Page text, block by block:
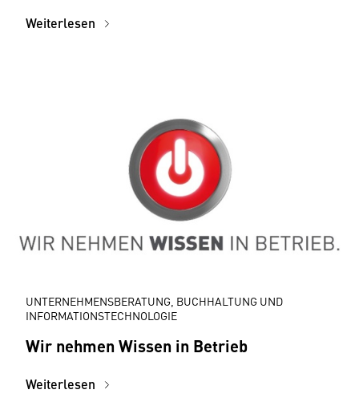
Weiterlesen
UNTERNEHMENSBERATUNG, BUCHHALTUNG UND
INFORMATIONSTECHNOLOGIE
Wir nehmen Wissen in Betrieb
Weiterlesen